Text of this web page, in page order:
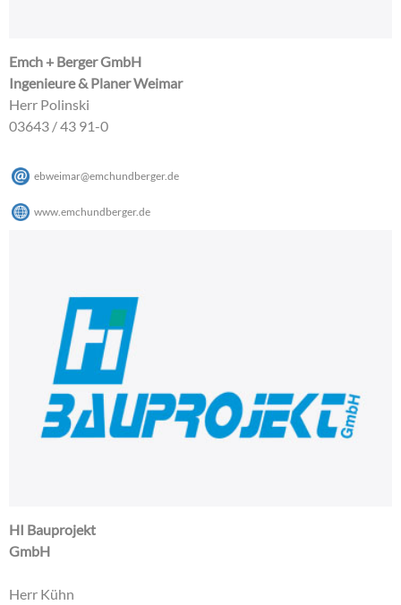
Emch + Berger GmbH
Ingenieure & Planer Weimar
Herr Polinski
03643 / 43 91-0
ebweimar@emchundberger.de
www.emchundberger.de
HI Bauprojekt
GmbH
Herr Kühn